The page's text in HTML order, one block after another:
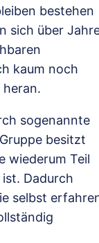
bestehen
sich über
kaum noch
sogenannte
besitzt
wiederum Teil
Dadurch
selbst